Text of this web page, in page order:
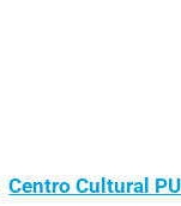
Centro Cultural